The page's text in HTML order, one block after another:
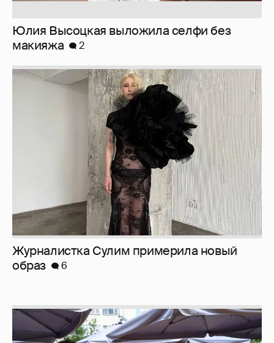
Юлия Высоцкая выложила селфи без
макияжа
2
Журналистка Сулим примерила новый
образ
6